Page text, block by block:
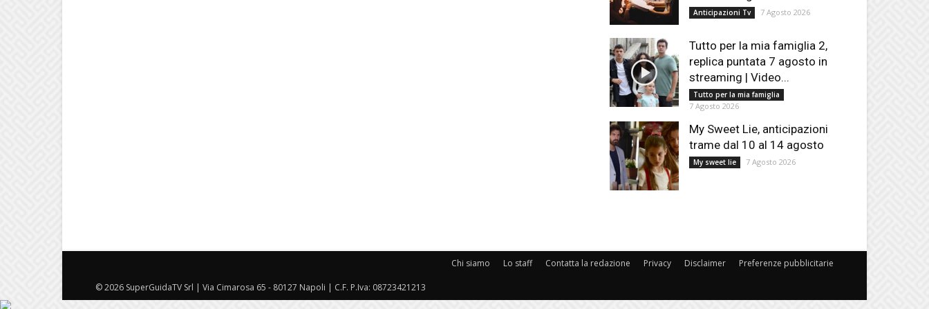
Anticipazioni Tv 7 Agosto 2026
Tutto per la mia famiglia 2,
replica puntata 7 agosto in
streaming | Video...
Tutto per la mia famiglia
7 Agosto 2026
My Sweet Lie, anticipazioni
trame dal 10 al 14 agosto
My sweet lie 7 Agosto 2026
Chi siamo Lo staff Contatta la redazione Privacy Disclaimer Preferenze pubblicitarie
© 2026 SuperGuidaTV Srl | Via Cimarosa 65 - 80127 Napoli | C.F. P.Iva: 08723421213